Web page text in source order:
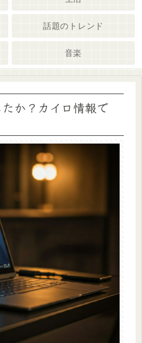
話題のトレンド
音楽
か？カイロ情報で